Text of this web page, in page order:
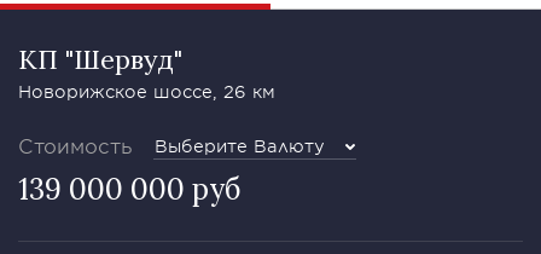
КП "Шервуд"
Новорижское шоссе, 26 км
Стоимость Выберите Валюту
139 000 000 руб